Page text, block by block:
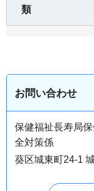
類
お問い合わせ
保健福祉長寿局
全対策係
葵区城東町24-1